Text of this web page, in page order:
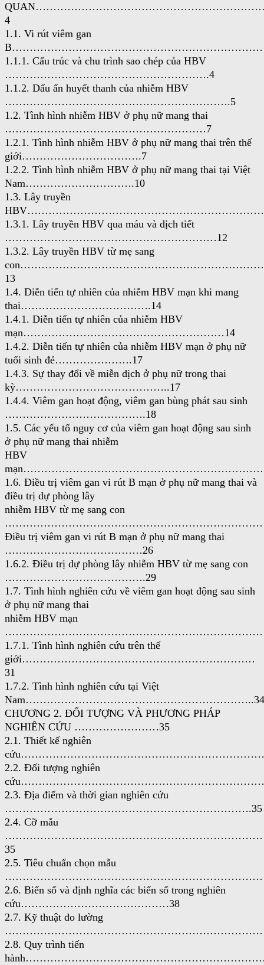
4
1.1. Vi rút viêm gan
1.1.1. Cấu trúc và chu trình sao chép của HBV
………………………………………………….4
1.1.2. Dấu ấn huyết thanh của nhiễm HBV
……………………………………………………….5
1.2. Tình hình nhiễm HBV ở phụ nữ mang thai
…………………………………………………7
1.2.1. Tình hình nhiễm HBV ở phụ nữ mang thai trên thế
giới…………………………….7
1.2.2. Tình hình nhiễm HBV ở phụ nữ mang thai tại Việt
Nam………………………….10
1.3. Lây truyền
1.3.1. Lây truyền HBV qua máu và dịch tiết
……………………………………………………12
1.3.2. Lây truyền HBV từ mẹ sang
con……………………………………………………………
13
1.4. Diễn tiến tự nhiên của nhiễm HBV mạn khi mang
thai……………………………….14
1.4.1. Diễn tiến tự nhiên của nhiễm HBV
mạn…………………………………………………14
1.4.2. Diễn tiến tự nhiên của nhiễm HBV mạn ở phụ nữ
tuổi sinh đẻ………………….17
1.4.3. Sự thay đổi về miễn dịch ở phụ nữ trong thai
kỳ……………………………………..17
1.4.4. Viêm gan hoạt động, viêm gan bùng phát sau sinh
………………………………….18
1.5. Các yếu tố nguy cơ của viêm gan hoạt động sau sinh
ở phụ nữ mang thai nhiễm
HBV
1.6. Điều trị viêm gan vi rút B mạn ở phụ nữ mang thai và
điều trị dự phòng lây
nhiễm HBV từ mẹ sang con
Điều trị viêm gan vi rút B mạn ở phụ nữ mang thai
…………………………………26
1.6.2. Điều trị dự phòng lây nhiễm HBV từ mẹ sang con
………………………………….29
1.7. Tình hình nghiên cứu về viêm gan hoạt động sau sinh
ở phụ nữ mang thai
nhiễm HBV mạn
1.7.1. Tình hình nghiên cứu trên thế
giới…………………………………………………………
31
1.7.2. Tình hình nghiên cứu tại Việt
Nam………………………………………………………..34
CHƯƠNG 2. ĐỐI TƯỢNG VÀ PHƯƠNG PHÁP
NGHIÊN CỨU ……………………35
2.1. Thiết kế nghiên
2.2. Đối tượng nghiên
2.3. Địa điểm và thời gian nghiên cứu
…………………………………………………………….35
2.4. Cỡ mẫu
35
2.5. Tiêu chuẩn chọn mẫu
2.6. Biến số và định nghĩa các biến số trong nghiên
cứu……………………………………38
2.7. Kỹ thuật đo lường
2.8. Quy trình tiến